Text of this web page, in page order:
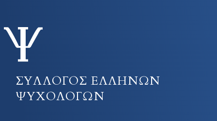
ΣΥΛΛΟΓΟΣ ΕΛΛΗΝΩΝ
ΨΥΧΟΛΟΓΩΝ